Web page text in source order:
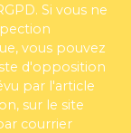
Si vous ne
vous pouvez
d'opposition
par l'article
sur le site
courrier